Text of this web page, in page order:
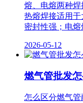
熔、电熔两种焊
热熔焊接适用
密封性强；电
2026-05-12
燃气管批发
怎么区分燃气管